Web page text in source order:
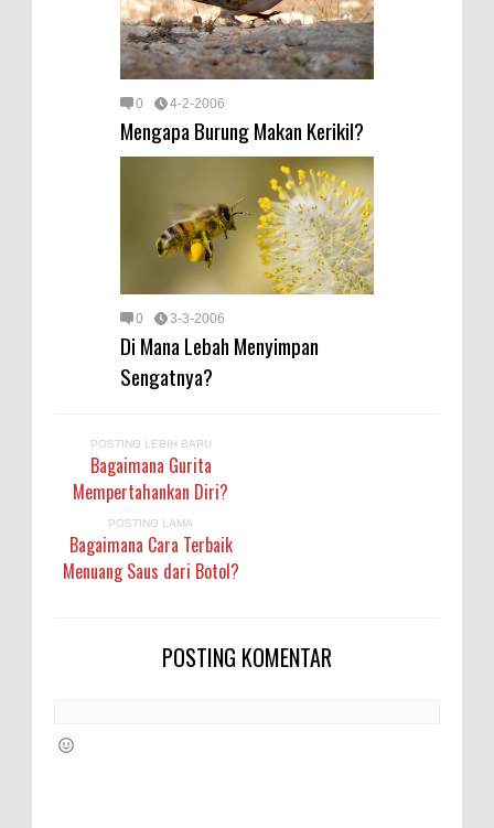
0 4-2-2006
Mengapa Burung Makan Kerikil?
0 3-3-2006
Di Mana Lebah Menyimpan
Sengatnya?
POSTING LEBIH BARU
Bagaimana Gurita
Mempertahankan Diri?
POSTING LAMA
Bagaimana Cara Terbaik
Menuang Saus dari Botol?
POSTING KOMENTAR